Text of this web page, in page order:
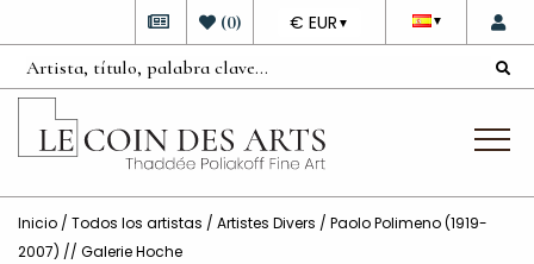
▼
DEVISE
€ EUR ▼
(0)
Inicio / Todos los artistas / Artistes Divers / Paolo Polimeno (1919-
2007) // Galerie Hoche